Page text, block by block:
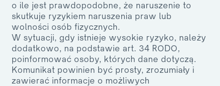
o ile jest prawdopodobne, że naruszenie to
skutkuje ryzykiem naruszenia praw lub
wolności osób fizycznych.
W sytuacji, gdy istnieje wysokie ryzyko, należy
dodatkowo, na podstawie art. 34 RODO,
poinformować osoby, których dane dotyczą.
Komunikat powinien być prosty, zrozumiały i
zawierać informacje o możliwych